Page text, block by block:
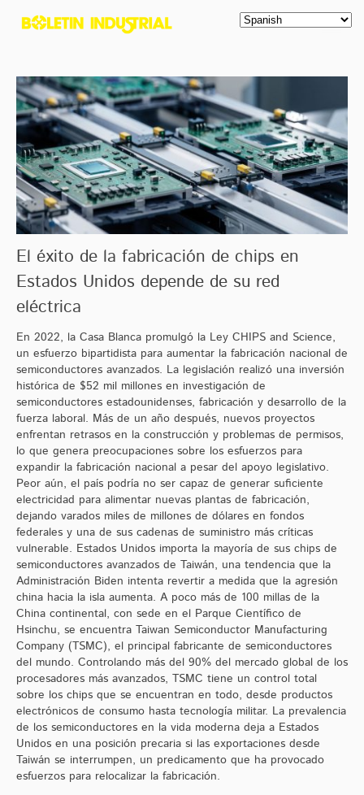
El éxito de la fabricación de chips en
Estados Unidos depende de su red
eléctrica
En 2022, la Casa Blanca promulgó la Ley CHIPS and Science,
un esfuerzo bipartidista para aumentar la fabricación nacional de
semiconductores avanzados. La legislación realizó una inversión
histórica de $52 mil millones en investigación de
semiconductores estadounidenses, fabricación y desarrollo de la
fuerza laboral. Más de un año después, nuevos proyectos
enfrentan retrasos en la construcción y problemas de permisos,
lo que genera preocupaciones sobre los esfuerzos para
expandir la fabricación nacional a pesar del apoyo legislativo.
Peor aún, el país podría no ser capaz de generar suficiente
electricidad para alimentar nuevas plantas de fabricación,
dejando varados miles de millones de dólares en fondos
federales y una de sus cadenas de suministro más críticas
vulnerable. Estados Unidos importa la mayoría de sus chips de
semiconductores avanzados de Taiwán, una tendencia que la
Administración Biden intenta revertir a medida que la agresión
china hacia la isla aumenta. A poco más de 100 millas de la
China continental, con sede en el Parque Científico de
Hsinchu, se encuentra Taiwan Semiconductor Manufacturing
Company (TSMC), el principal fabricante de semiconductores
del mundo. Controlando más del 90% del mercado global de los
procesadores más avanzados, TSMC tiene un control total
sobre los chips que se encuentran en todo, desde productos
electrónicos de consumo hasta tecnología militar. La prevalencia
de los semiconductores en la vida moderna deja a Estados
Unidos en una posición precaria si las exportaciones desde
Taiwán se interrumpen, un predicamento que ha provocado
esfuerzos para relocalizar la fabricación.